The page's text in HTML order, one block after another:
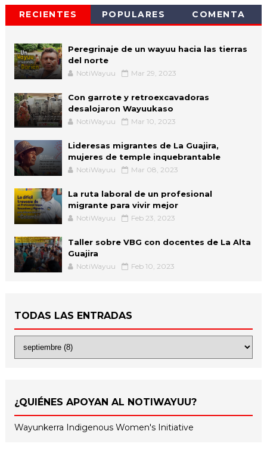
RECIENTES POPULARES COMENTA
Peregrinaje de un wayuu hacia las tierras
del norte
NotiWayuu Mar 29, 2023
Con garrote y retroexcavadoras
desalojaron Wayuukaso
NotiWayuu Mar 10, 2023
Lideresas migrantes de La Guajira,
mujeres de temple inquebrantable
NotiWayuu Mar 08, 2023
La ruta laboral de un profesional
migrante para vivir mejor
NotiWayuu Feb 23, 2023
Taller sobre VBG con docentes de La Alta
Guajira
NotiWayuu Feb 10, 2023
TODAS LAS ENTRADAS
¿QUIÉNES APOYAN AL NOTIWAYUU?
Wayunkerra Indigenous Women's Initiative